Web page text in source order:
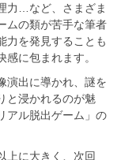
力…など、さまざま
ムの類が苦手な筆者
力を発見することも
に包まれます。
演出に導かれ、謎を
と浸かれるのが魅
アル脱出ゲーム」の
上に大きく、次回